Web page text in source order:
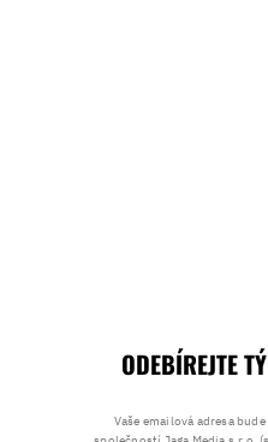
ODEBÍREJTE
Vaše emailová adresa